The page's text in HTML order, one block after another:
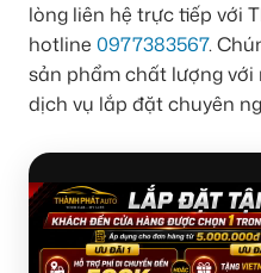
lòng liên hệ trực tiếp với
hotline 0977383567.
sản phẩm chất lượng
dịch vụ lắp đặt chuyên